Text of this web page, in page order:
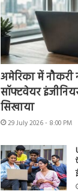
अमेरिका में नौकरी
सॉफ्टवेयर
सिखाया
29 July 2026 - 8:00 PM